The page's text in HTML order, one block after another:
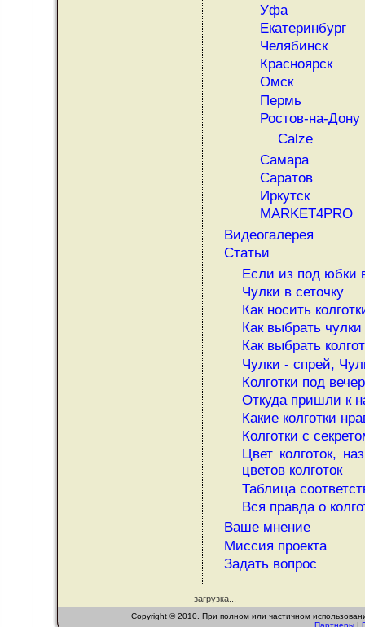
Уфа
Екатеринбург
Челябинск
Красноярск
Омск
Пермь
Ростов-на-Дону
Calze
Самара
Саратов
Иркутск
MARKET4PRO
Видеогалерея
Статьи
Если из под юбки
Чулки в сеточку
Как носить
Как выбрать чулки
Как выбрать
Чулки - спрей,
Колготки под
Откуда пришли к
Какие колготки
Колготки с
Цвет колготок,
цветов колготок
Таблица
Вся правда о
Ваше мнение
Миссия проекта
Задать вопрос
загрузка...
Copyright © 2010. При полном или частичном
Партнеры|